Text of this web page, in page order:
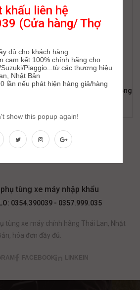
(DXN) Smash / X-Bike/ Axelo Số Tự Động
tùng xe máy nhập khẩu
0354.390039 - 0357.999.035
tùng xe máy chính hãng Thái Lan, Nhật
hóa đơn đầy đủ.
FACEBOOK LINKEIN
khấu liên hệ
(Cửa hàng/ Thợ
đủ cho khách hàng
cam kết 100% chính hãng cho
Piaggio...từ các thương hiệu
Nhật Bản
lần nếu phát hiện hàng giả/hàng
show this popup again!